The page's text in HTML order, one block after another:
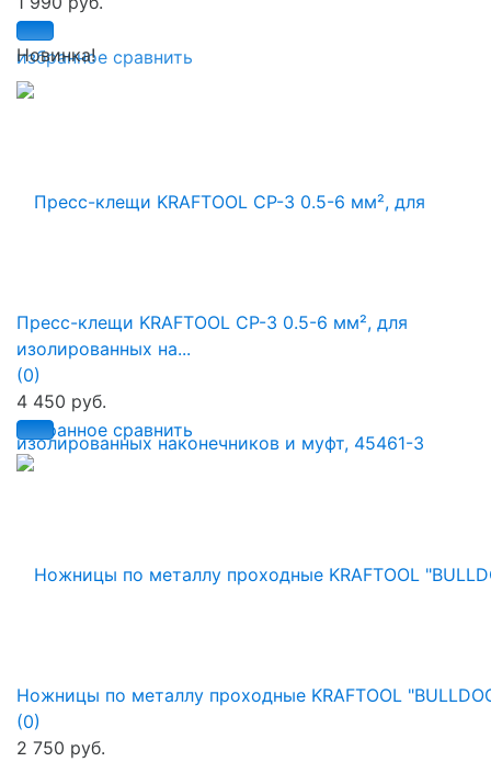
избранное сравнить
Новинка!
избранное сравнить
Пресс-клещи KRAFTOOL CP-3 0.5-6 мм², для
изолированных на...
(0)
4 450 руб.
Ножницы по металлу проходные KRAFTOOL
(0)
2 750 руб.